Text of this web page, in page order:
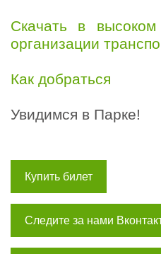
Скачать в
организации
Как добраться
Увидимся в Парке!
Купить билет
Следите за нами